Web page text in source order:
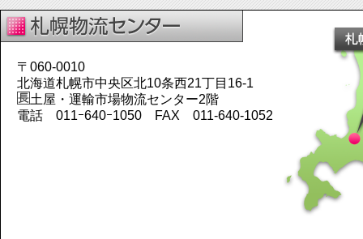
〒060-0010
北海道札幌市中央区北10条西21丁目16-1
土屋・運輸市場物流センター2階
電話 011ｰ640ｰ1050 FAX 011-640-1052